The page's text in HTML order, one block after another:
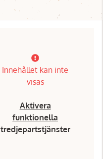
Innehållet kan inte
visas
Aktivera
funktionella
tredjepartstjänster